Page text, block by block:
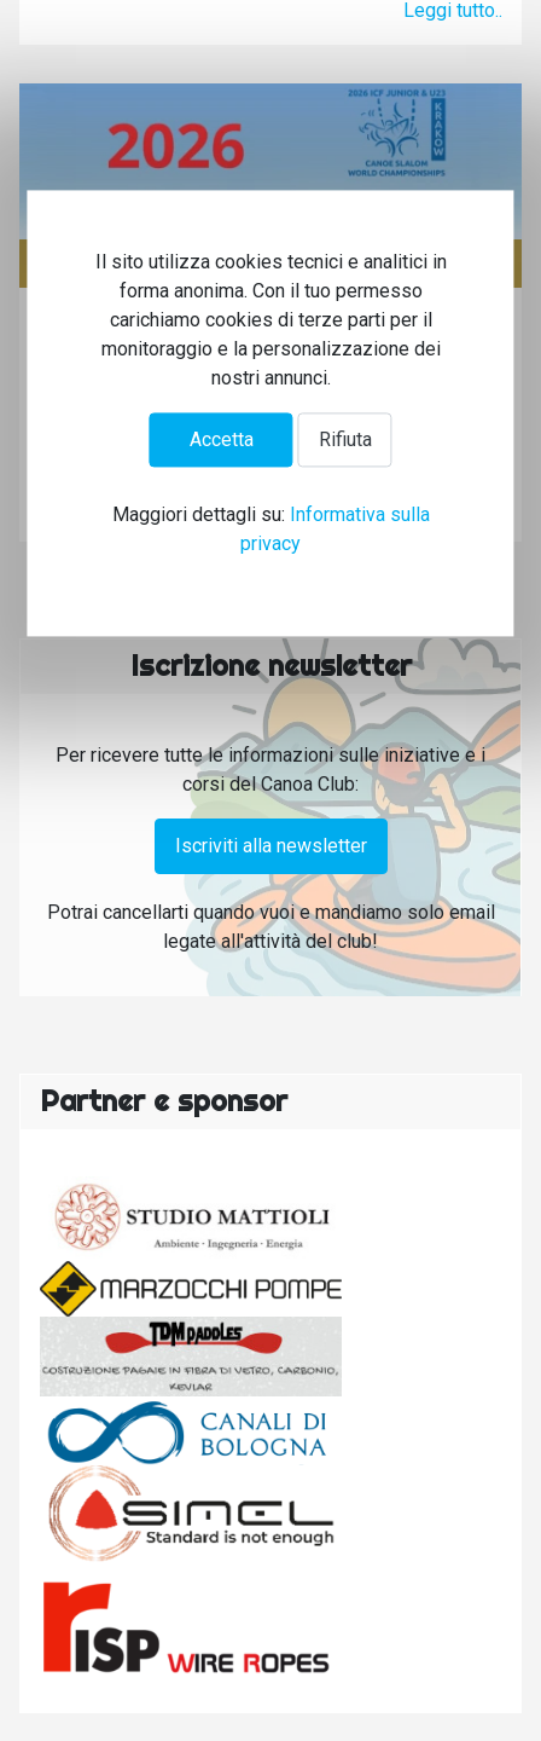
Leggi tutto..
Canoa Slalom - Campionato del
Mondo Junior e Under 23 - Cracovia
(POL) 30/6-5/7
SLALOM NEWS
E due dei nostri ce li mandiamo pure qui...
Leggi tutto..
Iscrizione newsletter
Per ricevere tutte le informazioni sulle iniziative e i
corsi del Canoa Club:
Iscriviti alla newsletter
Potrai cancellarti quando vuoi e mandiamo solo email
legate all'attività del club!
Partner e sponsor
Il sito utilizza cookies tecnici e analitici in
forma anonima. Con il tuo permesso
carichiamo cookies di terze parti per il
monitoraggio e la personalizzazione dei
nostri annunci.
Accetta Rifiuta
Maggiori dettagli su: Informativa sulla
privacy